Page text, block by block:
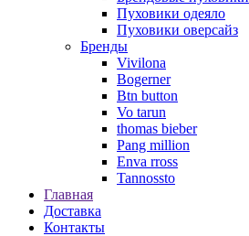
Пуховики одеяло
Пуховики оверсайз
Бренды
Vivilona
Bogerner
Btn button
Vo tarun
thomas bieber
Pang million
Enva rross
Tannossto
Главная
Доставка
Контакты